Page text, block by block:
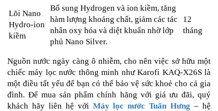
Lõi Nano
Hydro-ion
kiềm
Bổ sung Hydrogen và ion kiềm, tăng
hàm lượng khoáng chất, giảm các tác
nhân oxy hóa và diệt khuẩn nhờ lớp
phủ Nano Silver.
12
tháng
Nguồn nước ngày càng ô nhiễm, cho nên việc sở hữu một
chiếc máy lọc nước thông minh như Karofi KAQ-X26S là
một điều tất yếu để bạn có thể bảo vệ sức khoẻ cho cả gia
đình. Để mua sản phẩm chính hãng với giá ưu đãi, quý
khách hãy liên hệ với Máy lọc nước Tuấn Hưng – hệ